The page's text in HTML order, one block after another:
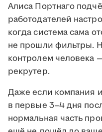
Алиса Портнаго
работодателей
когда система сама
не прошли фильтры.
контролем человека
рекрутер.
Даже если компания
в первые 3–4 дня
нормальная часть